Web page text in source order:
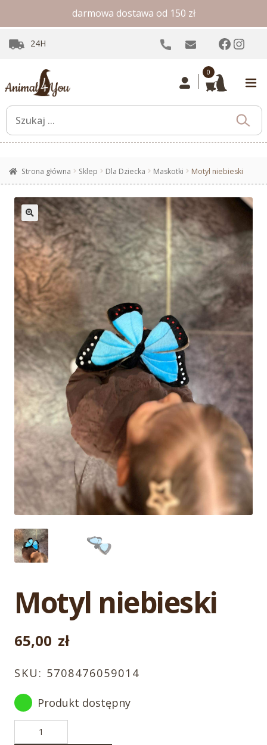
darmowa dostawa od 150 zł
24H
0
Strona główna Sklep Dla Dziecka Maskotki Motyl niebieski
Motyl niebieski
65,00 zł
SKU: 5708476059014
Produkt dostępny